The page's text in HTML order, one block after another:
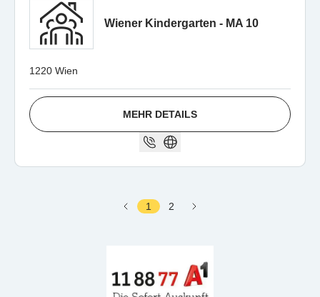
Wiener Kindergarten - MA 10
1220 Wien
MEHR DETAILS
1 2